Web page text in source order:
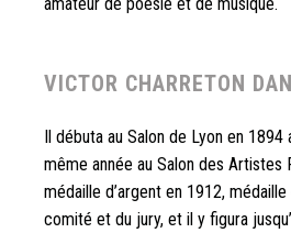
amateur de poésie et de musique.
VICTOR CHARRETON
Il débuta au Salon de Lyon en
même année au Salon des Artistes
médaille d’argent en 1912,
comité et du jury, et il y figura